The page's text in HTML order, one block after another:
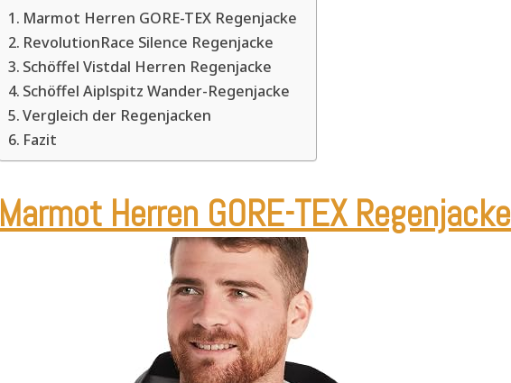
Marmot Herren GORE-TEX Regenjacke
RevolutionRace Silence Regenjacke
Schöffel Vistdal Herren Regenjacke
Schöffel Aiplspitz Wander-Regenjacke
Vergleich der Regenjacken
Fazit
Marmot Herren GORE-TEX Regenjacke